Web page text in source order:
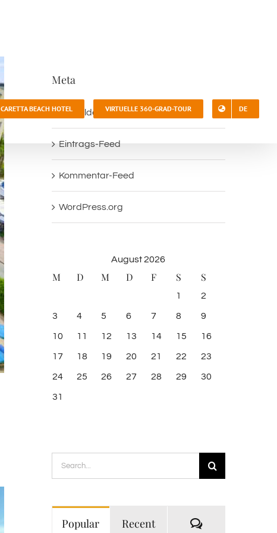
CARETTA BEACH HOTEL VIRTUELLE 360-GRAD-TOUR DE
Meta
Anmelden
Eintrags-Feed
Kommentar-Feed
WordPress.org
August 2026
M D M D F S S
1 2
3 4 5 6 7 8 9
10 11 12 13 14 15 16
17 18 19 20 21 22 23
24 25 26 27 28 29 30
31
Search
for:
Popular Recent Comments